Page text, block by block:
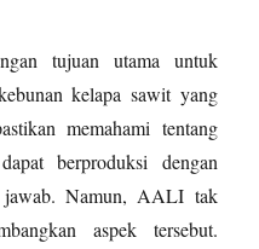
tujuan utama untuk
kelapa sawit yang
memahami tentang
berproduksi dengan
jawab. Namun, AALI tak
aspek tersebut.